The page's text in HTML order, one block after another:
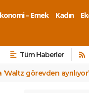
– Emek Kadın
Tüm Haberler
görevden